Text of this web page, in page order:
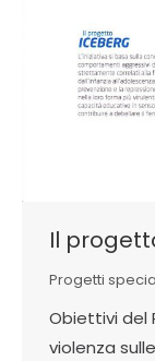
Il
Progetti
Obiettivi del
violenza